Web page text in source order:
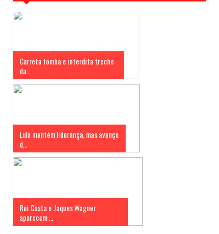
Carreta tomba e interdita trecho
da...
Lula mantém liderança, mas avanço
d...
Rui Costa e Jaques Wagner
aparecem ...